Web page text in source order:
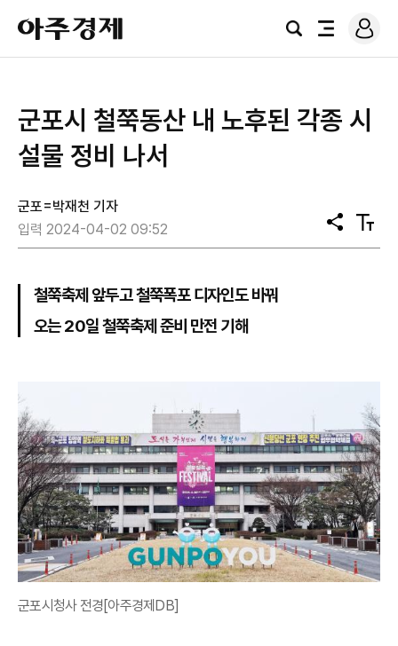
아
주
경
검
전
로
그
군포시 철쭉동산 내 노후된 각종 시
설물 정비 나서
군포=박재천 기자
입력 2024-04-02 09:52
공
유
텍
스
철쭉축제 앞두고 철쭉폭포 디자인도 바꿔
오는 20일 철쭉축제 준비 만전 기해
군포시청사 전경[아주경제DB]